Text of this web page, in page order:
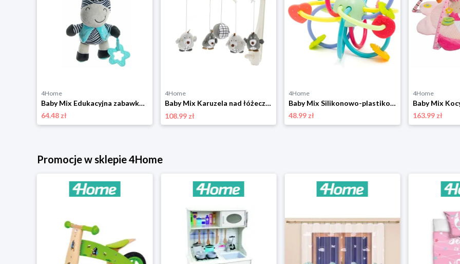
4Home
Baby Mix Edukacyjna zabawka pluszowa z klipsemZebra, 17 cm
64.48 zł
4Home
Baby Mix Karuzela nad łóżeczko Krtečci, szara
108.99 zł
4Home
Baby Mix Silikonowo-plastikowy gryzak zgrzechotką, 12 cm
48.99 zł
4Home
163.99 zł
Promocje w sklepie 4Home